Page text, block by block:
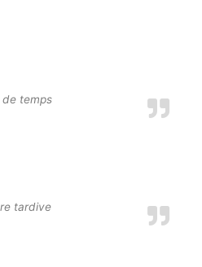
de temps
tardive